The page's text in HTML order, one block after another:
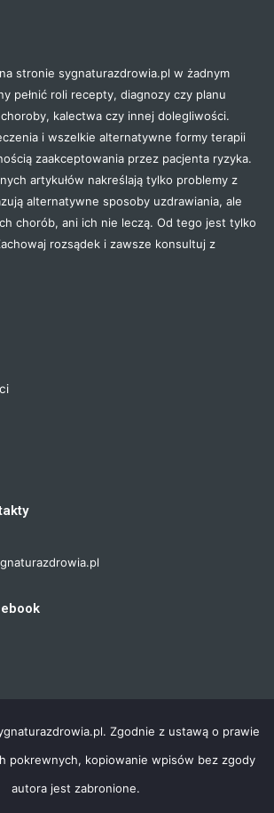
stronie sygnaturazdrowia.pl w żadnym
pełnić roli recepty, diagnozy czy planu
kalectwa czy innej dolegliwości.
i wszelkie alternatywne formy terapii
zaakceptowania przez pacjenta ryzyka.
artykułów nakreślają tylko problemy z
alternatywne sposoby uzdrawiania, ale
chorób, ani ich nie leczą. Od tego jest tylko
rozsądek i zawsze konsultuj z
Zgodnie z ustawą o prawie
pokrewnych, kopiowanie wpisów bez zgody
autora jest zabronione.